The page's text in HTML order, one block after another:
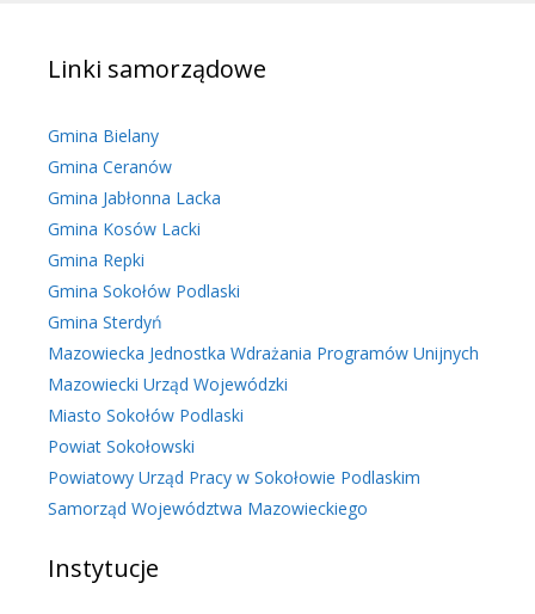
Linki samorządowe
Gmina Bielany
Gmina Ceranów
Gmina Jabłonna Lacka
Gmina Kosów Lacki
Gmina Repki
Gmina Sokołów Podlaski
Gmina Sterdyń
Mazowiecka Jednostka Wdrażania Programów Unijnych
Mazowiecki Urząd Wojewódzki
Miasto Sokołów Podlaski
Powiat Sokołowski
Powiatowy Urząd Pracy w Sokołowie Podlaskim
Samorząd Województwa Mazowieckiego
Instytucje